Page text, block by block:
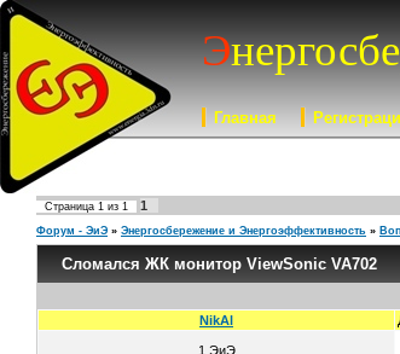
Э
Главная
Страница 1 из 1 1
Форум - ЭиЭ » Энергосбережение и Энергоэффективность »
Сломался ЖК монитор ViewSonic VA702
NikAl
1 ЭиЭ